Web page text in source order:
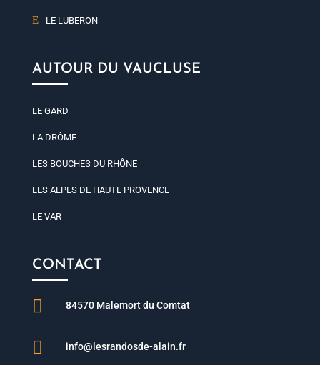
LE LUBERON
AUTOUR DU VAUCLUSE
LE GARD
LA DRÔME
LES BOUCHES DU RHÔNE
LES ALPES DE HAUTE PROVENCE
LE VAR
CONTACT
 84570 Malemort du Comtat
 info@lesrandosde-alain.fr